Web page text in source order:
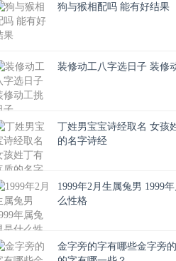
狗与猴相配吗 能有好结果
装修动工八字选日子 装修
丁姓男宝宝诗经取名 女孩
的名字诗经
1999年2月生属兔男 1999
么性格
金字旁的字有哪些金字旁